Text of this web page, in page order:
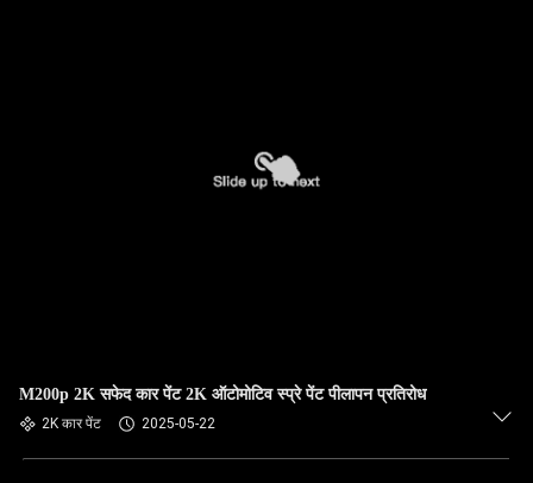
M200p 2K सफेद कार पेंट 2K ऑटोमोटिव स्प्रे पेंट पीलापन प्रतिरोध
2K कार पेंट 2025-05-22